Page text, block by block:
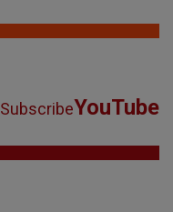
SubscribeYouTube